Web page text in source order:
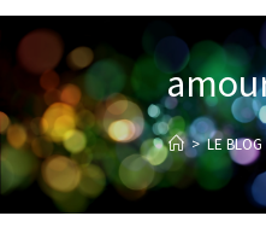
> LE BLOG